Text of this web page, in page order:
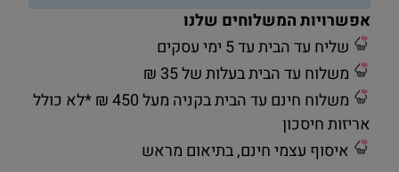
אפשרויות המשלוחים שלנו
שליח עד הבית עד 5 ימי עסקים
משלוח עד הבית בעלות של 35 ₪
משלוח חינם עד הבית בקניה מעל 450 ₪ *לא כולל
אריזות חיסכון
איסוף עצמי חינם, בתיאום מראש